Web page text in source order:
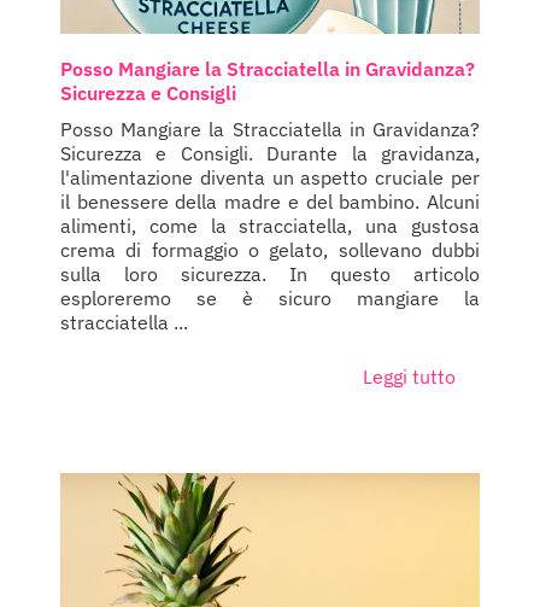
Posso Mangiare la Stracciatella in Gravidanza?
Sicurezza e Consigli
Posso Mangiare la Stracciatella in Gravidanza?
Sicurezza e Consigli. Durante la gravidanza,
l'alimentazione diventa un aspetto cruciale per
il benessere della madre e del bambino. Alcuni
alimenti, come la stracciatella, una gustosa
crema di formaggio o gelato, sollevano dubbi
sulla loro sicurezza. In questo articolo
esploreremo se è sicuro mangiare la
stracciatella ...
Leggi tutto